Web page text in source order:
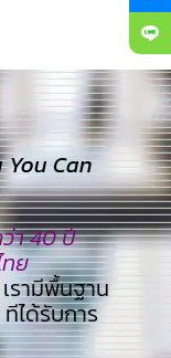
Can
า 40 ปี
ย
เรามีพื้นฐาน
ไ่ด้รับการ